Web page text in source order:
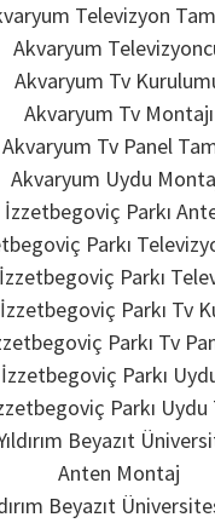
Televizyon
Akvaryum
Akvaryum Tv
Akvaryum Tv Montajı
Akvaryum Tv Panel
Akvaryum Uydu
Parkı
Parkı
Parkı
Parkı Tv
Parkı Tv
Parkı
Parkı
Beyazıt
Anten Montaj
Beyazıt